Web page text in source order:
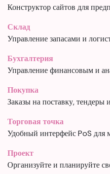
Конструктор сайтов для
Склад
Управление запасами и
Бухгалтерия
Управление финансовым и
Покупка
Заказы на поставку, тендеры
Торговая точка
Удобный интерфейс PoS для
Проект
Организуйте и планируйте